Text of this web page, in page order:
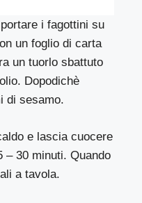
i fagottini su
un foglio di carta
un tuorlo sbattuto
Dopodichè
di sesamo.
e lascia cuocere
– 30 minuti. Quando
a tavola.